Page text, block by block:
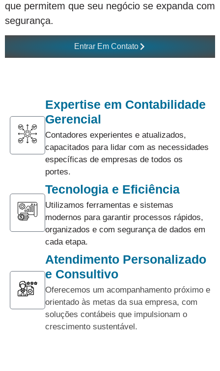
Expertise em Contabilidade
Gerencial
Contadores experientes e atualizados,
capacitados para lidar com as necessidades
específicas de empresas de todos os
portes.
Tecnologia e Eficiência
Utilizamos ferramentas e sistemas
modernos para garantir processos rápidos,
organizados e com segurança de dados em
cada etapa.
Atendimento Personalizado
e Consultivo
Oferecemos um acompanhamento próximo e
orientado às metas da sua empresa, com
soluções contábeis que impulsionam o
crescimento sustentável.
que permitem que seu negócio se expanda com
segurança.
Entrar Em Contato